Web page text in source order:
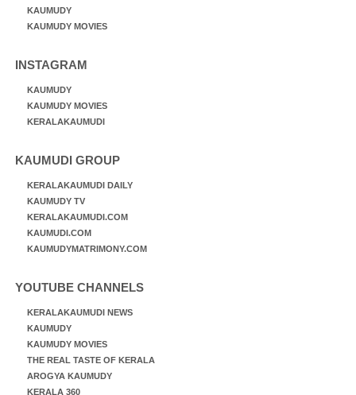
KAUMUDY
KAUMUDY MOVIES
INSTAGRAM
KAUMUDY
KAUMUDY MOVIES
KERALAKAUMUDI
KAUMUDI GROUP
KERALAKAUMUDI DAILY
KAUMUDY TV
KERALAKAUMUDI.COM
KAUMUDI.COM
KAUMUDYMATRIMONY.COM
YOUTUBE CHANNELS
KERALAKAUMUDI NEWS
KAUMUDY
KAUMUDY MOVIES
THE REAL TASTE OF KERALA
AROGYA KAUMUDY
KERALA 360